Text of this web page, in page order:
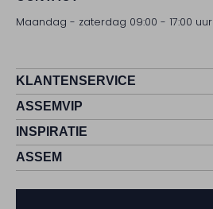
Maandag - zaterdag 09:00 - 17:00 uur
KLANTENSERVICE
ASSEMVIP
INSPIRATIE
ASSEM